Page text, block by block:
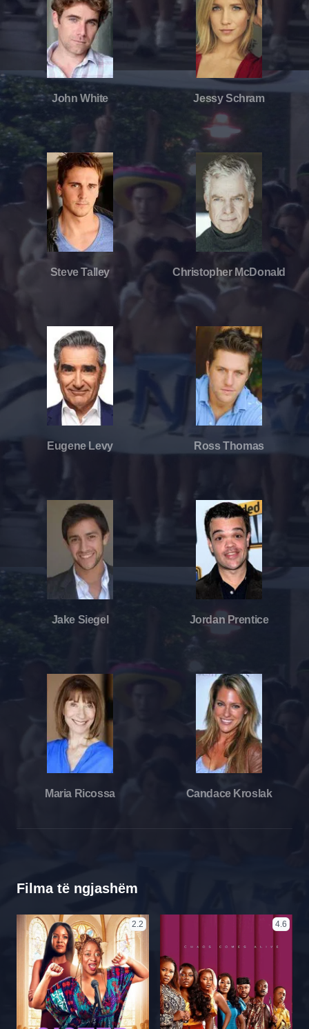
John White Jessy Schram
Steve Talley Christopher McDonald
Eugene Levy Ross Thomas
Jake Siegel Jordan Prentice
Maria Ricossa Candace Kroslak
Filma të ngjashëm
2.2 4.6